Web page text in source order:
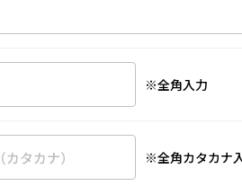
※全角入力
※全角カタカナ